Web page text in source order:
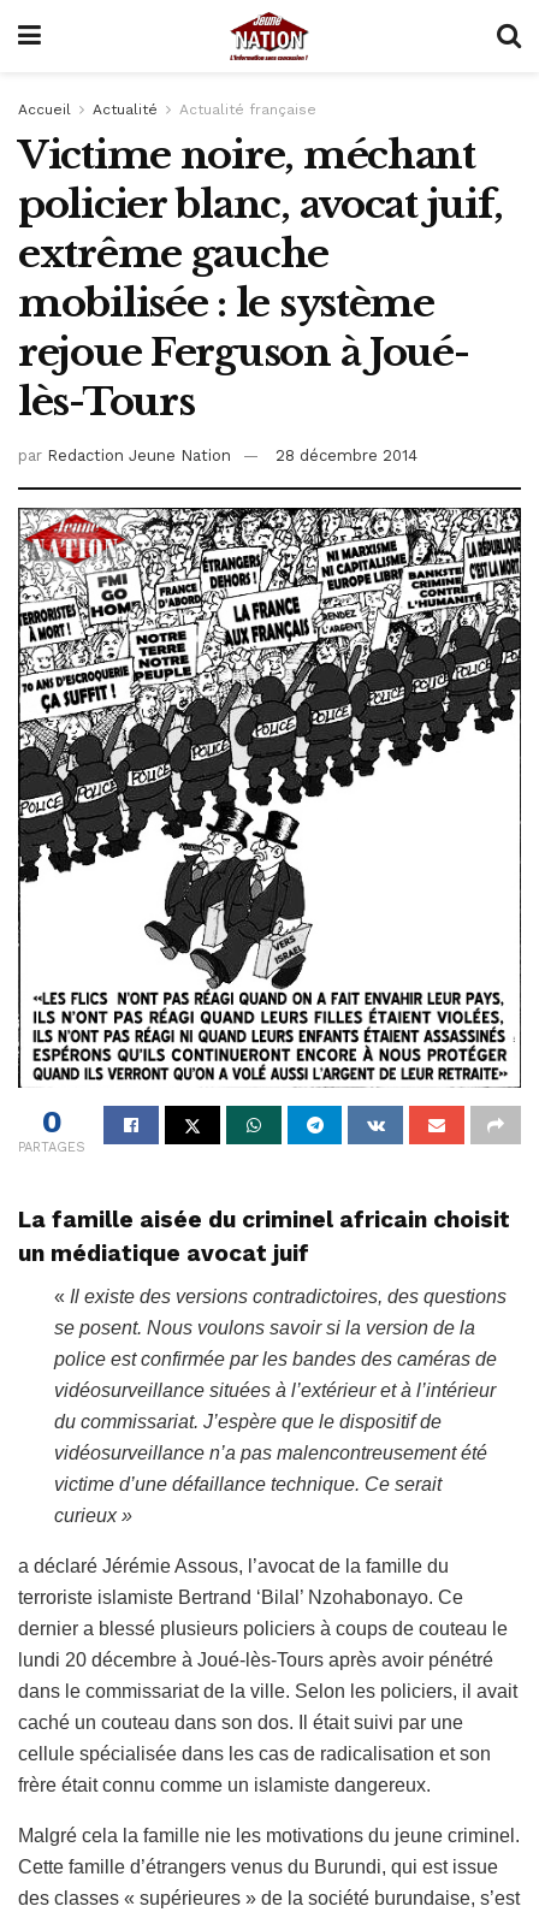
Accueil Actualité Actualité française
Victime noire, méchant
policier blanc, avocat juif,
extrême gauche
mobilisée : le système
rejoue Ferguson à Joué-
lès-Tours
par Redaction Jeune Nation 28 décembre 2014
0
PARTAGES
La famille aisée du criminel africain choisit
un médiatique avocat juif
« Il existe des versions contradictoires, des questions
se posent. Nous voulons savoir si la version de la
police est confirmée par les bandes des caméras de
vidéosurveillance situées à l’extérieur et à l’intérieur
du commissariat. J’espère que le dispositif de
vidéosurveillance n’a pas malencontreusement été
victime d’une défaillance technique. Ce serait
curieux »
a déclaré Jérémie Assous, l’avocat de la famille du
terroriste islamiste Bertrand ‘Bilal’ Nzohabonayo. Ce
dernier a blessé plusieurs policiers à coups de couteau le
lundi 20 décembre à Joué-lès-Tours après avoir pénétré
dans le commissariat de la ville. Selon les policiers, il avait
caché un couteau dans son dos. Il était suivi par une
cellule spécialisée dans les cas de radicalisation et son
frère était connu comme un islamiste dangereux.
Malgré cela la famille nie les motivations du jeune criminel.
Cette famille d’étrangers venus du Burundi, qui est issue
des classes « supérieures » de la société burundaise, s’est